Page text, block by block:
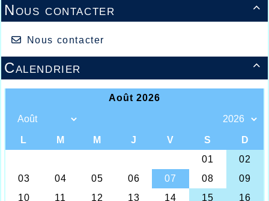

Nous contacter
Nous contacter

CalendrierIls ont battu leur record !!!